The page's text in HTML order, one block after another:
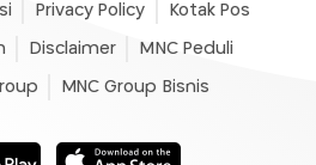
Privacy Policy Kotak Pos
Disclaimer MNC Peduli
MNC Group Bisnis